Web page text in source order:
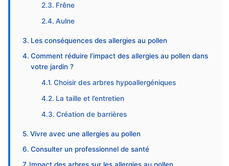
Frêne
Aulne
Les conséquences des allergies au pollen
Comment réduire l’impact des allergies au pollen dans
votre jardin ?
Choisir des arbres hypoallergéniques
La taille et l’entretien
Création de barrières
Vivre avec une allergies au pollen
Consulter un professionnel de santé
Impact des arbres sur les allergies au pollen